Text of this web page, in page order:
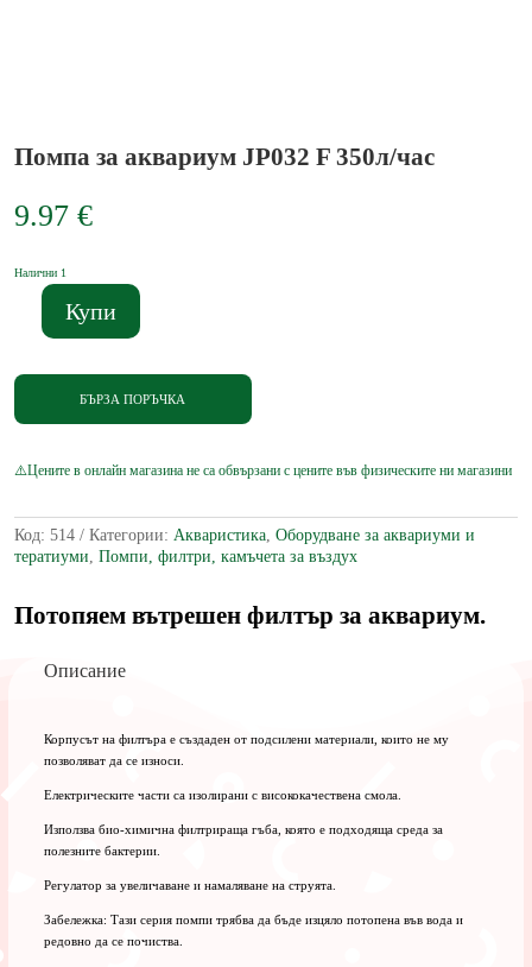
Помпа за аквариум JP032 F 350л/час
9.97 €
Налични 1
количество
за
JP032
350л/
Купи
БЪРЗА ПОРЪЧКА
Код: 514 Категории: Акваристика, Оборудване за аквариуми и
тератиуми Помпи, филтри, камъчета за въздух
Потопяем вътрешен филтър за аквариум.
Описание
Корпусът на филтъра е създаден от подсилени материали, които не му
позволяват да се износи.
Електрическите части са изолирани с висококачествена смола.
Използва био-химична филтрираща гъба, която е подходяща среда за
полезните бактерии.
Регулатор за увеличаване и намаляване на струята.
Забележка: Тази серия помпи трябва да бъде изцяло потопена във вода и
редовно да се почиства.